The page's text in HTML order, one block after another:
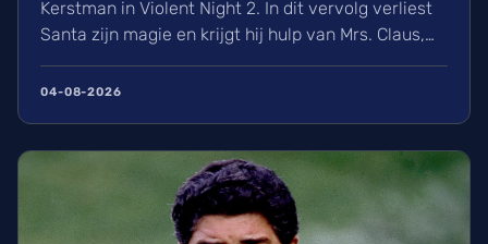
Kerstman in Violent Night 2. In dit vervolg verliest
Santa zijn magie en krijgt hij hulp van Mrs. Claus,
gespeeld door Kristen Bell. Ontdek alles over de
nieuwe cast met Jared Harris, het Viking-verleden
04-08-2026